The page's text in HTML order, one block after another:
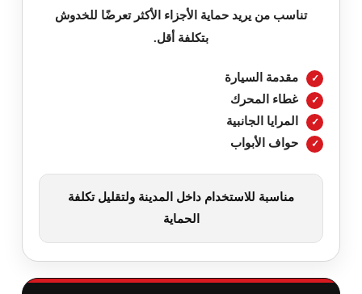
تناسب من يريد حماية الأجزاء الأكثر تعرضًا للخدوش
بتكلفة أقل.
مقدمة السيارة
غطاء المحرك
المرايا الجانبية
حواف الأبواب
مناسبة للاستخدام داخل المدينة ولتقليل تكلفة
الحماية